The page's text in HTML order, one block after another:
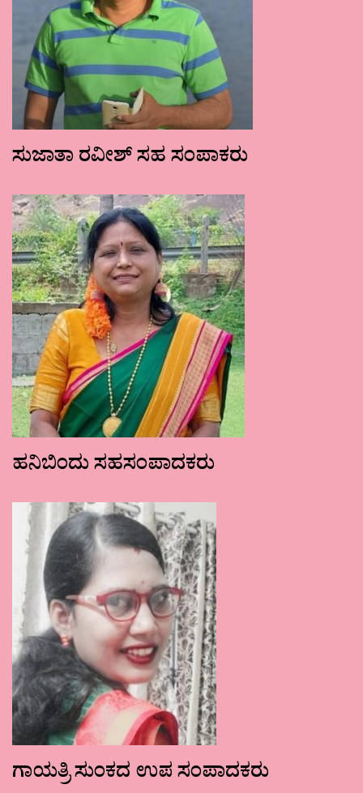
ಸುಜಾತಾ ರವೀಶ್ ಸಹ ಸಂಪಾಕರು
ಹನಿಬಿಂದು ಸಹಸಂಪಾದಕರು
ಗಾಯತ್ರಿ ಸುಂಕದ ಉಪ ಸಂಪಾದಕರು